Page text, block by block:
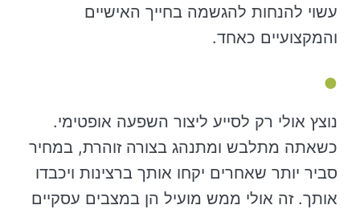
עשוי להנחות להגשמה בחייך האישיים
והמקצועיים כאחד.
נוצץ אולי רק לסייע ליצור השפעה אופטימי.
כשאתה מתלבש ומתנהג בצורה זוהרת, במחיר
סביר יותר שאחרים יקחו אותך ברצינות ויכבדו
אותך. זה אולי ממש מועיל הן במצבים עסקיים